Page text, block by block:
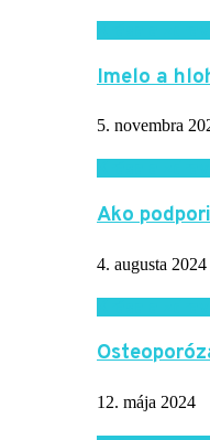
Imelo a
5. novembra
Ako
4. augusta 2024
12. mája 2024